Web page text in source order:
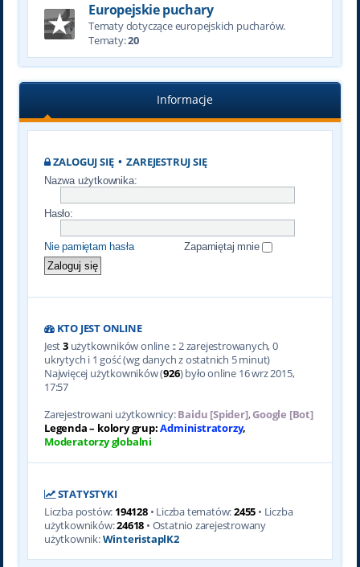
Europejskie puchary
Tematy dotyczące europejskich pucharów.
Tematy:20
Informacje
ZALOGUJ SIĘ•ZAREJESTRUJ SIĘ
Nazwa użytkownika:
Hasło:
Nie pamiętam hasła Zapamiętaj mnie
KTO JEST ONLINE
Jest3użytkowników online :: 2 zarejestrowanych, 0
ukrytych i 1 gość (wg danych z ostatnich 5 minut)
Najwięcej użytkowników (926) było online 16 wrz 2015,
17:57
Zarejestrowani użytkownicy:Baidu [Spider],Google [Bot]
Legenda – kolory grup:Administratorzy,
Moderatorzy globalni
STATYSTYKI
Liczba postów: 194128• Liczba tematów:2455 • Liczba
użytkowników:24618 • Ostatnio zarejestrowany
użytkownik:WinteristaplK2